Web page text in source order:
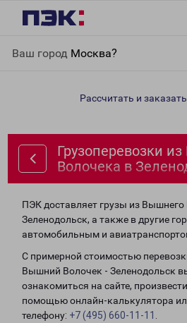
Ваш город Москва?
в Зеленодольск
Рассчитать и
Грузоперевозки
Волочека в
ПЭК доставляет грузы из Вышнего
Зеленодольск, а также в другие
автомобильным и
С примерной стоимостью
Вышний Волочек - Зеленодольск
ознакомиться на сайте,
помощью онлайн-калькулятора
телефону: +7 (495) 660-11-11